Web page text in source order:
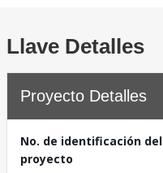
Llave Detalles
Proyecto Detalles
No. de identificación del
proyecto